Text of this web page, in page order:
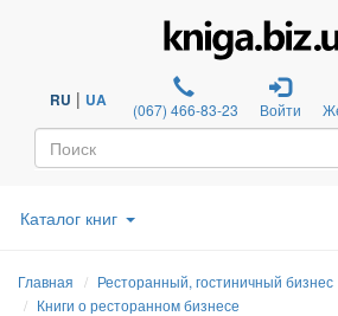
RU | UA (067) 466-83-23 Войти
Каталог книг
Главная
Ресторанный, гостиничный бизнес
Книги о ресторанном бизнесе